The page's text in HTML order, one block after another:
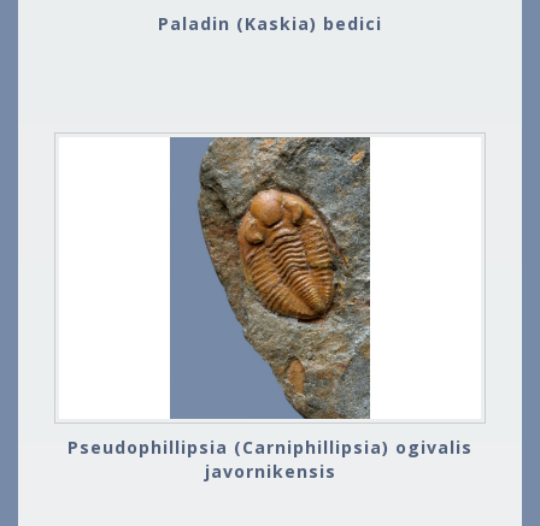
Paladin (Kaskia) bedici
Pseudophillipsia (Carniphillipsia) ogivalis
javornikensis